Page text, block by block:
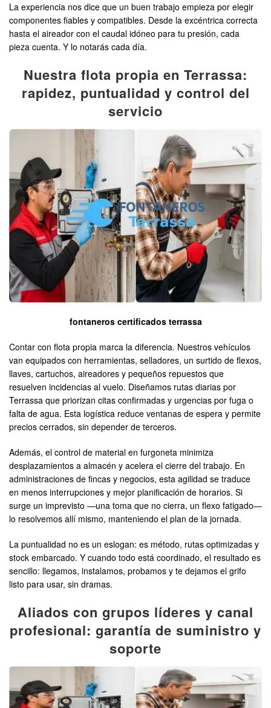
La experiencia nos dice que un buen trabajo empieza por elegir
componentes fiables y compatibles. Desde la excéntrica correcta
hasta el aireador con el caudal idóneo para tu presión, cada
pieza cuenta. Y lo notarás cada día.
Nuestra flota propia en Terrassa:
rapidez, puntualidad y control del
servicio
fontaneros certificados terrassa
Contar con flota propia marca la diferencia. Nuestros vehículos
van equipados con herramientas, selladores, un surtido de flexos,
llaves, cartuchos, aireadores y pequeños repuestos que
resuelven incidencias al vuelo. Diseñamos rutas diarias por
Terrassa que priorizan citas confirmadas y urgencias por fuga o
falta de agua. Esta logística reduce ventanas de espera y permite
precios cerrados, sin depender de terceros.
Además, el control de material en furgoneta minimiza
desplazamientos a almacén y acelera el cierre del trabajo. En
administraciones de fincas y negocios, esta agilidad se traduce
en menos interrupciones y mejor planificación de horarios. Si
surge un imprevisto —una toma que no cierra, un flexo fatigado—
lo resolvemos allí mismo, manteniendo el plan de la jornada.
La puntualidad no es un eslogan: es método, rutas optimizadas y
stock embarcado. Y cuando todo está coordinado, el resultado es
sencillo: llegamos, instalamos, probamos y te dejamos el grifo
listo para usar, sin dramas.
Aliados con grupos líderes y canal
profesional: garantía de suministro y
soporte